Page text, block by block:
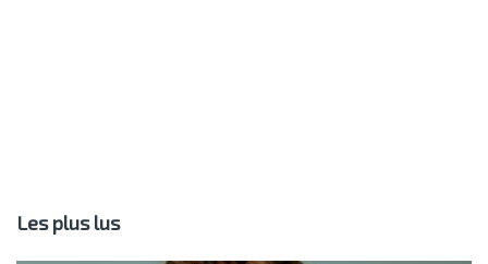
Les plus lus